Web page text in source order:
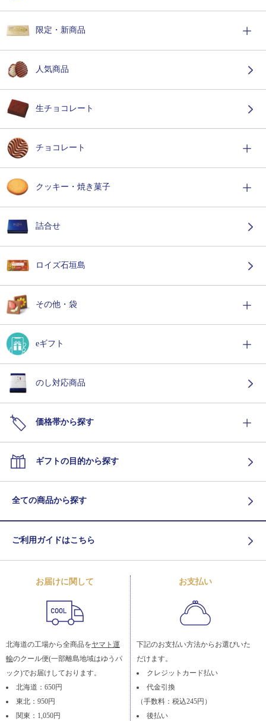
限定・新商品
人気商品
生チョコレート
チョコレート
クッキー・焼き菓子
詰合せ
ロイズ石垣島
その他・袋
eギフト
のし対応商品
価格帯から探す
ギフトの目的から探す
全ての商品から探す
ご利用ガイドはこちら
お届けに関して
北海道の工場から全商品をヤマト運
輸のクール便(一部離島地域はゆうパ
ック)でお届けしております。
北海道：650円
東北：950円
関東：1,050円
お支払い
下記のお支払い方法からお選びいた
だけます。
クレジットカード払い
代金引換
（手数料：税込245円）
後払い